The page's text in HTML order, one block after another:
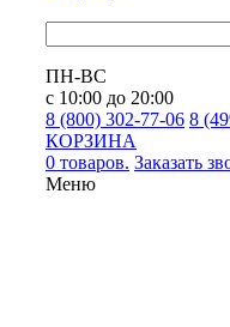
ПН-ВС
с 10:00 до 20:00
8 (800) 302-77-06 8
КОРЗИНА
0 товаров. Заказать
Меню